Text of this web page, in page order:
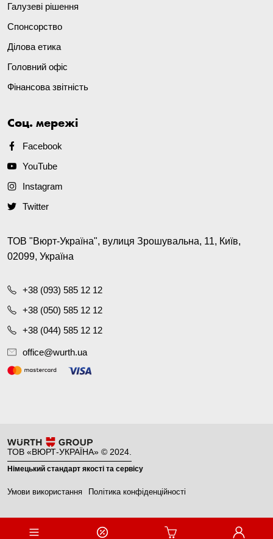
Галузеві рішення
Спонсорство
Ділова етика
Головний офіс
Фінансова звітність
Соц. мережі
Facebook
YouTube
Instagram
Twitter
ТОВ "Вюрт-Україна", вулиця Зрошувальна, 11, Київ,
02099, Україна
+38 (093) 585 12 12
+38 (050) 585 12 12
+38 (044) 585 12 12
office@wurth.ua
ТОВ «ВЮРТ-УКРАЇНА» © 2024.
Німецький стандарт якості та сервісу
Умови використання Політика конфіденційності